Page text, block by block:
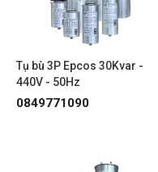
Tụ bù 3P Epcos 30Kvar -
440V - 50Hz
0849771090